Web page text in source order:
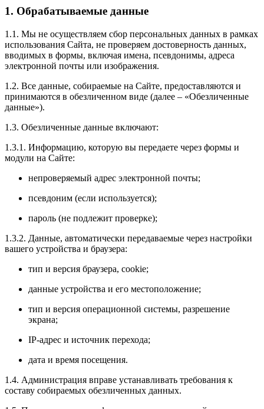
1. Обрабатываемые данные
1.1. Мы не осуществляем сбор персональных данных в рамках
использования Сайта, не проверяем достоверность данных,
вводимых в формы, включая имена, псевдонимы, адреса
электронной почты или изображения.
1.2. Все данные, собираемые на Сайте, предоставляются и
принимаются в обезличенном виде (далее – «Обезличенные
данные»).
1.3. Обезличенные данные включают:
1.3.1. Информацию, которую вы передаете через формы и
модули на Сайте:
непроверяемый адрес электронной почты;
псевдоним (если используется);
пароль (не подлежит проверке);
1.3.2. Данные, автоматически передаваемые через настройки
вашего устройства и браузера:
тип и версия браузера, cookie;
данные устройства и его местоположение;
тип и версия операционной системы, разрешение
экрана;
IP-адрес и источник перехода;
дата и время посещения.
1.4. Администрация вправе устанавливать требования к
составу собираемых обезличенных данных.